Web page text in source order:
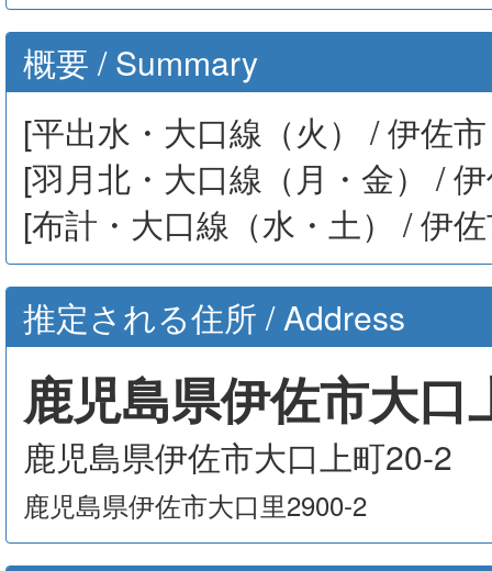
概要 / Summary
[平出水・大口線（火） / 伊佐
[羽月北・大口線（月・金） /
[布計・大口線（水・土） / 伊
推定される住所 / Address
鹿児島県伊佐市大口
鹿児島県伊佐市大口上町20-2
鹿児島県伊佐市大口里2900-2